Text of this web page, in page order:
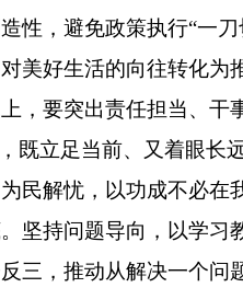
性，避免政策执行“一
美好生活的向往转化为
，要突出责任担当、
既立足当前、又着眼长
民解忧，以功成不必
坚持问题导向， 以学习
三，推动从解决一个